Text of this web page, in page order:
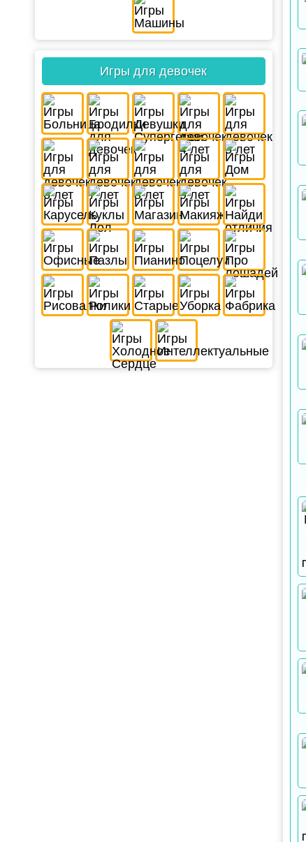
Игры для девочек